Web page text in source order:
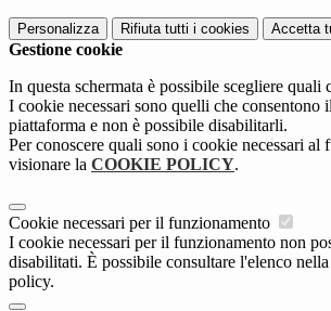
Personalizza Rifiuta tutti i cookies Accetta
Gestione cookie
In questa schermata è possibile scegliere quali
I cookie necessari sono quelli che consentono
piattaforma e non è possibile disabilitarli.
Per conoscere quali sono i cookie necessari al
visionare la COOKIE POLICY.
Cookie necessari per il funzionamento
I cookie necessari per il funzionamento non
disabilitati. È possibile consultare l'elenco
policy.